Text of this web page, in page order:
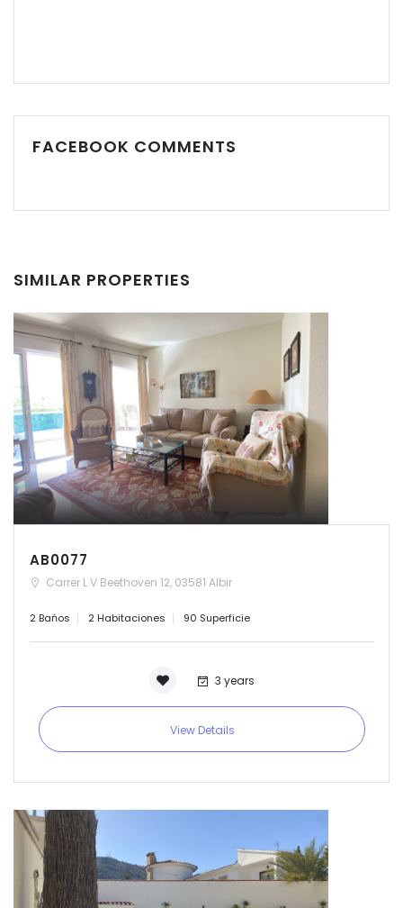
FACEBOOK COMMENTS
SIMILAR PROPERTIES
AB0077
Carrer L V Beethoven 12, 03581 Albir
2 Bańos 2 Habitaciones 90 Superficie
3 years
View Details